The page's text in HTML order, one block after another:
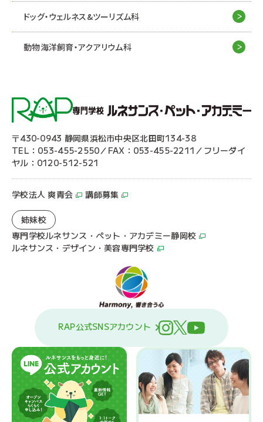
ドッグ・ウェルネス&ツーリズム科
動物海洋飼育・アクアリウム科
〒430-0943 静岡県浜松市中央区北田町134-38
TEL：053-455-2550／FAX：053-455-2211／フリーダイ
ヤル：0120-512-521
学校法人 爽青会 講師募集
姉妹校
専門学校ルネサンス・ペット・アカデミー静岡校
ルネサンス・デザイン・美容専門学校
RAP公式SNSアカウント